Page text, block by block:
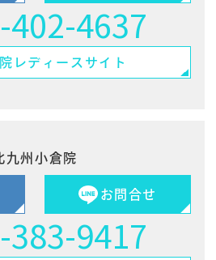
402-4637
レディースサイト
九州小倉院
お問合せ
383-9417